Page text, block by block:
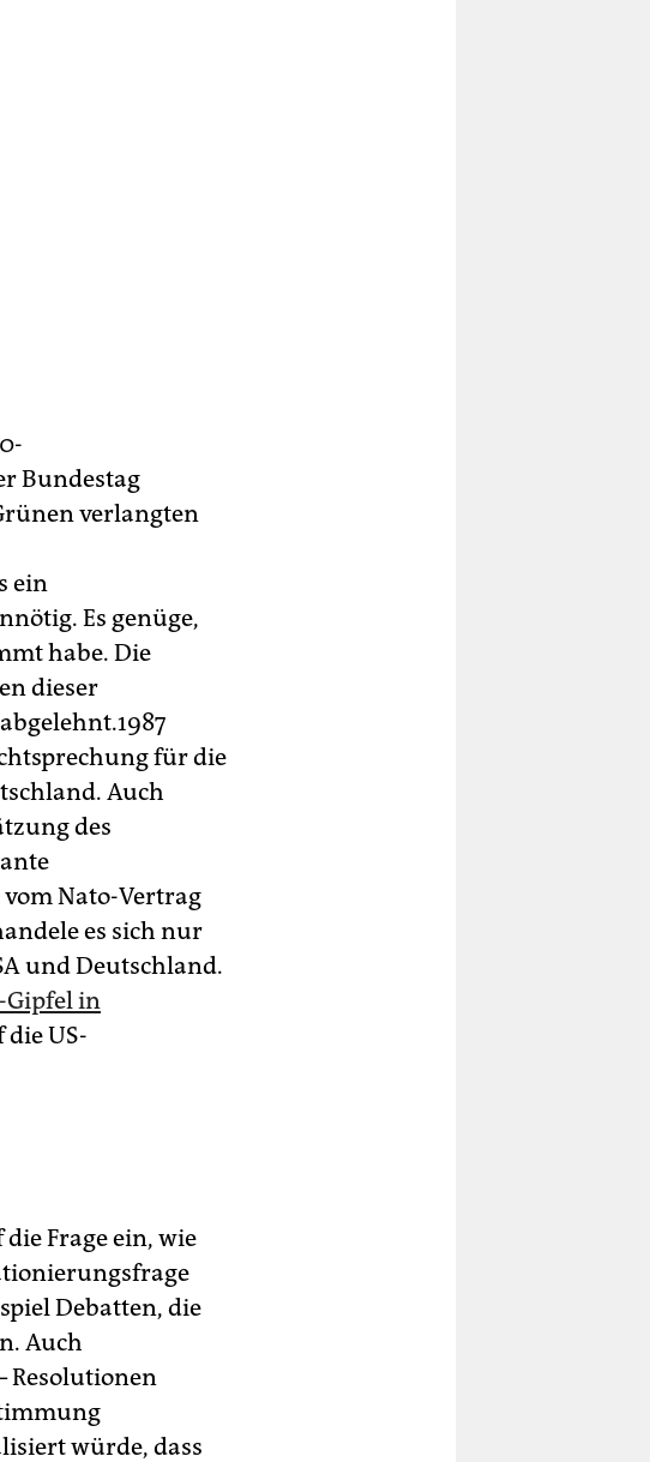
Bundestag
verlangten
ein
Es genüge,
habe. Die
dieser
für die
Auch
des
Nato-Vertrag
es sich nur
und Deutschland.
Gipfel in
US-
Frage ein, wie
Debatten, die
Auch
Resolutionen
würde, dass